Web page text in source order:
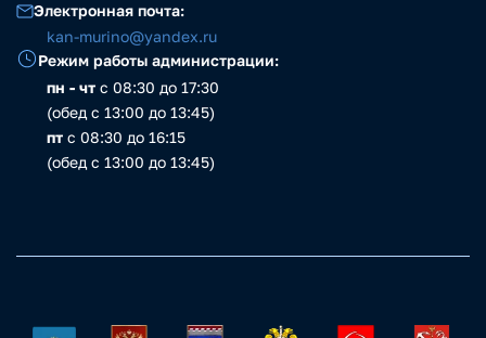
Электронная почта:
kan-murino@yandex.ru
Режим работы администрации:
пн - чт с 08:30 до 17:30
(обед с 13:00 до 13:45)
пт с 08:30 до 16:15
(обед с 13:00 до 13:45)